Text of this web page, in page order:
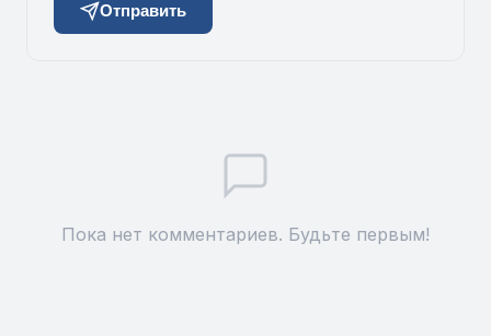
Отправить
Пока нет комментариев. Будьте первым!